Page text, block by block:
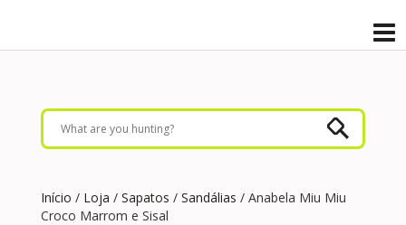
Início / Loja / Sapatos / Sandálias / Anabela Miu Miu
Croco Marrom e Sisal